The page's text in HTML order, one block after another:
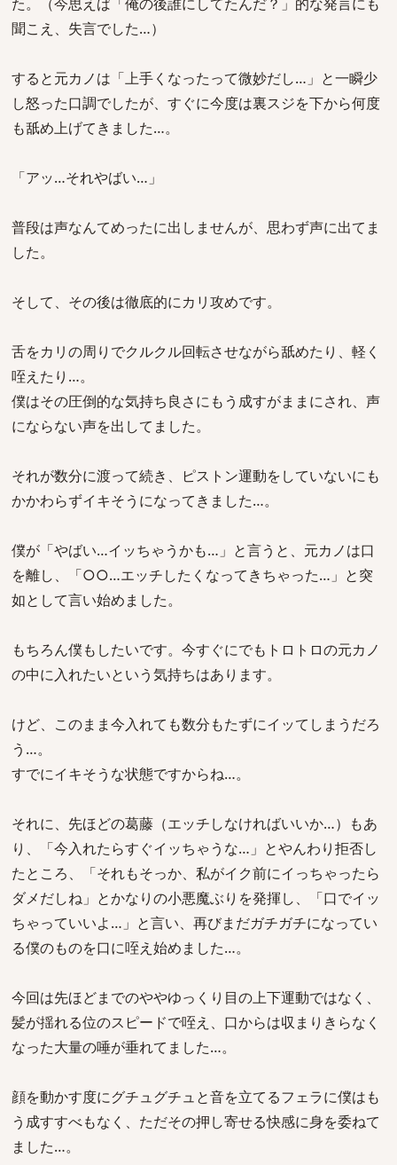
聞こえ、失言でした…）
すると元カノは「上手くなったって微妙だし…」と一瞬少
し怒った口調でしたが、すぐに今度は裏スジを下から何度
も舐め上げてきました…。
「アッ…それやばい…」
普段は声なんてめったに出しませんが、思わず声に出てま
した。
そして、その後は徹底的にカリ攻めです。
舌をカリの周りでクルクル回転させながら舐めたり、軽く
咥えたり…。
僕はその圧倒的な気持ち良さにもう成すがままにされ、声
にならない声を出してました。
それが数分に渡って続き、ピストン運動をしていないにも
かかわらずイキそうになってきました…。
僕が「やばい…イッちゃうかも…」と言うと、元カノは口
を離し、「○○…エッチしたくなってきちゃった…」と突
如として言い始めました。
もちろん僕もしたいです。今すぐにでもトロトロの元カノ
の中に入れたいという気持ちはあります。
けど、このまま今入れても数分もたずにイッてしまうだろ
う…。
すでにイキそうな状態ですからね…。
それに、先ほどの葛藤（エッチしなければいいか…）もあ
り、「今入れたらすぐイッちゃうな…」とやんわり拒否し
たところ、「それもそっか、私がイク前にイっちゃったら
ダメだしね」とかなりの小悪魔ぶりを発揮し、「口でイッ
ちゃっていいよ…」と言い、再びまだガチガチになってい
る僕のものを口に咥え始めました…。
今回は先ほどまでのややゆっくり目の上下運動ではなく、
髪が揺れる位のスピードで咥え、口からは収まりきらなく
なった大量の唾が垂れてました…。
顔を動かす度にグチュグチュと音を立てるフェラに僕はも
う成すすべもなく、ただその押し寄せる快感に身を委ねて
ました…。